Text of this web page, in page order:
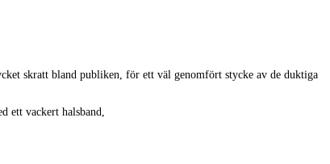
skratt bland publiken, för ett väl genomfört stycke av de duktiga
ett vackert halsband,